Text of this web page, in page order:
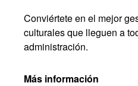
Conviértete en el mejor
culturales que lleguen a
administración.
Más información